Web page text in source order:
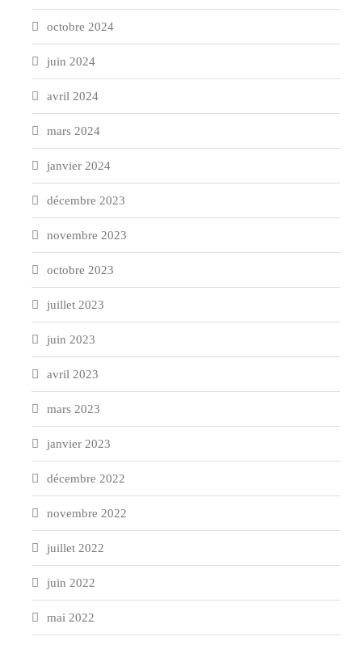
octobre 2024
juin 2024
avril 2024
mars 2024
janvier 2024
décembre 2023
novembre 2023
octobre 2023
juillet 2023
juin 2023
avril 2023
mars 2023
janvier 2023
décembre 2022
novembre 2022
juillet 2022
juin 2022
mai 2022